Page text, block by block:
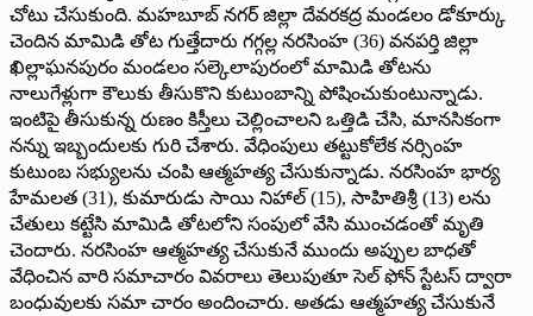
చోటు చేసుకుంది. మహబూబ్ నగర్ జిల్లా దేవరకద్ర మండలం డోకూర్కు
చెందిన మామిడి తోట గుత్తేదారు గగ్గల్ల నరసింహ (36) వనపర్తి జిల్లా
ఖిల్లాఘనపురం మండలం సల్కెలాపురంలో మామిడి తోటను
నాలుగేళ్లుగా కౌలుకు తీసుకొని కుటుంబాన్ని పోషించుకుంటున్నాడు.
ఇంటిపై తీసుకున్న రుణం కిస్తీలు చెల్లించాలని ఒత్తిడి చేసి, మానసికంగా
నన్ను ఇబ్బందులకు గురి చేశారు. వేధింపులు తట్టుకోలేక నర్సింహ
కుటుంబ సభ్యులను చంపి ఆత్మహత్య చేసుకున్నాడు. నరసింహ భార్య
హేమలత (31), కుమారుడు సాయి నిహాల్ (15), సాహితిశ్రీ (13) లను
చేతులు కట్టేసి మామిడి తోటలోని సంపులో వేసి ముంచడంతో మృతి
చెందారు. నరసింహ ఆత్మహత్య చేసుకునే ముందు అప్పుల బాధతో
వేధించిన వారి సమాచారం వివరాలు తెలుపుతూ సెల్ ఫోన్ స్టేటస్ ద్వారా
బంధువులకు సమా చారం అందించారు. అతడు ఆత్మహత్య చేసుకునే